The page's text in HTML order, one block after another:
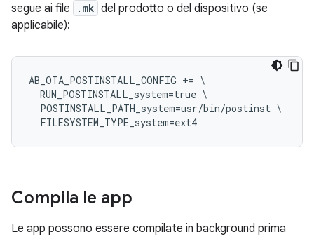
segue ai file
.mk del prodotto o del dispositivo (se
applicabile):
AB_OTA_POSTINSTALL_CONFIG += \
  RUN_POSTINSTALL_system=true \
  POSTINSTALL_PATH_system=usr/bin/postinst \
Compila le app
Le app possono essere compilate in background prima